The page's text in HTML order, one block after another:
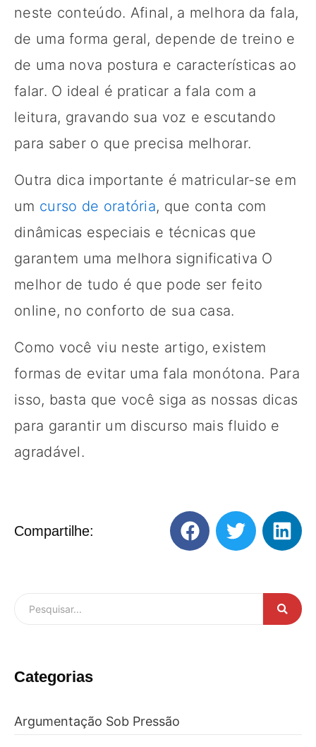
neste conteúdo. Afinal, a melhora da fala,
de uma forma geral, depende de treino e
de uma nova postura e características ao
falar. O ideal é praticar a fala com a
leitura, gravando sua voz e escutando
para saber o que precisa melhorar.
Outra dica importante é matricular-se em
um curso de oratória, que conta com
dinâmicas especiais e técnicas que
garantem uma melhora significativa O
melhor de tudo é que pode ser feito
online, no conforto de sua casa.
Como você viu neste artigo, existem
formas de evitar uma fala monótona. Para
isso, basta que você siga as nossas dicas
para garantir um discurso mais fluido e
agradável.
Compartilhe:
Categorias
Argumentação Sob Pressão